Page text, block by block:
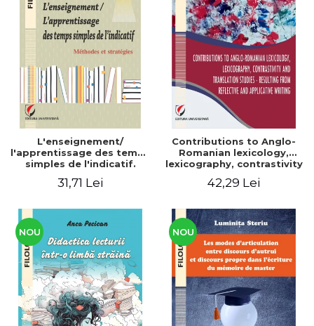
L'enseignement/
l'apprentissage des temps
simples de l'indicatif.
31,71 Lei
Contributions to Anglo-
Romanian lexicology,
lexicography, contrastivity
Resulting from reflective
42,29 Lei
NOU NOU